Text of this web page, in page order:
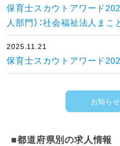
保育士スカウトアワード
人部門）：社会福祉法人ま
2025.11.21
保育士スカウトアワード
お知ら
■都道府県別の求人情報